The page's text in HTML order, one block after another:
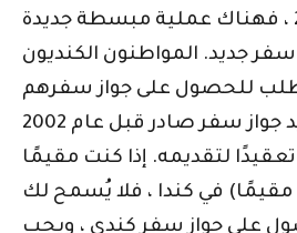
صادر بعد يناير 2002 ، فهناك عملية مبسطة جديدة
جديد. المواطنون الكنديون
للحصول على جواز سفرهم
الأول ، أو تجديد جواز سفر صادر قبل عام 2002
لتقديمه. إذا كنت مقيمًا
مقيمًا) في كندا ، فلا يُسمح لك
على جواز سفر كندي ، ويجب